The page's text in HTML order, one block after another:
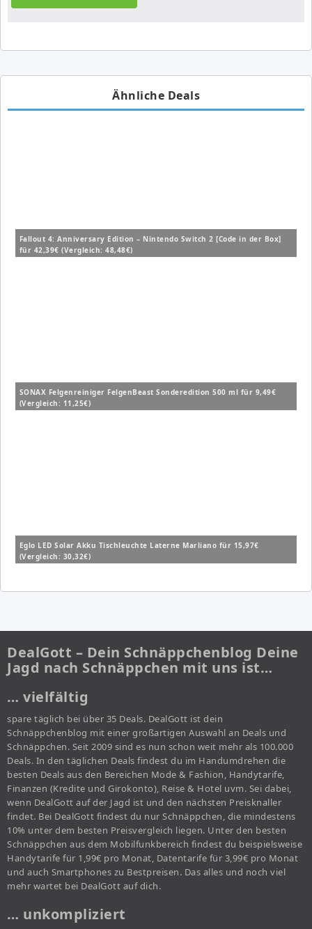
Ähnliche Deals
Fallout 4: Anniversary Edition – Nintendo Switch 2 [Code in der Box]
für 42,39€ (Vergleich: 48,48€)
SONAX Felgenreiniger FelgenBeast Sonderedition 500 ml für 9,49€
(Vergleich: 11,25€)
Eglo LED Solar Akku Tischleuchte Laterne Marliano für 15,97€
(Vergleich: 30,32€)
DealGott – Dein Schnäppchenblog Deine
Jagd nach Schnäppchen mit uns ist…
… vielfältig
spare täglich bei über 35 Deals. DealGott ist dein
Schnäppchenblog mit einer großartigen Auswahl an Deals und
Schnäppchen. Seit 2009 sind es nun schon weit mehr als 100.000
Deals. In den täglichen Deals findest du im Handumdrehen die
besten Deals aus den Bereichen Mode & Fashion, Handytarife,
Finanzen (Kredite und Girokonto), Reise & Hotel uvm. Sei dabei,
wenn DealGott auf der Jagd ist und den nächsten Preisknaller
findet. Bei DealGott findest du nur Schnäppchen, die mindestens
10% unter dem besten Preisvergleich liegen. Unter den besten
Schnäppchen aus dem Mobilfunkbereich findest du beispielsweise
Handytarife für 1,99€ pro Monat, Datentarife für 3,99€ pro Monat
und auch Smartphones zu Bestpreisen. Das alles und noch viel
mehr wartet bei DealGott auf dich.
… unkompliziert